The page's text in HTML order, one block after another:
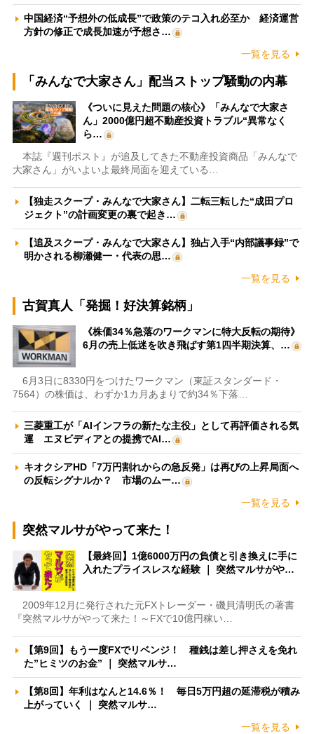
中国経済“予想外の低成長”で政策のテコ入れ必至か 経済運営
方針の修正で成長加速が予想さ…
一覧を見る
「みんなで大家さん」配当ストップ騒動の内幕
《ついに見えた問題の核心》「みんなで大家さ
ん」2000億円超不動産投資トラブル“異常なく
ら…
本誌『週刊ポスト』が追及してきた不動産投資商品「みんなで
大家さん」がいよいよ最終局面を迎えている…
【独走スクープ・みんなで大家さん】二転三転した“成田プロ
ジェクト”の計画変更の裏で起き…
【追及スクープ・みんなで大家さん】独占入手“内部議事録”で
明かされる柳瀬健一・代表の思…
一覧を見る
古賀真人「発掘！好決算銘柄」
《株価34％急落のワークマンに特大反転の期待》
6月の売上低迷を吹き飛ばす第1四半期決算、…
6月3日に8330円をつけたワークマン（東証スタンダード・
7564）の株価は、わずか1カ月あまりで約34％下落…
三菱重工が「AIインフラの新たな主役」として再評価される気
運 エヌビディアとの提携でAI…
キオクシアHD「7万円割れからの急反発」は再びの上昇局面へ
の反転シグナルか？ 市場のムー…
一覧を見る
突然マルサがやって来た！
【最終回】1億6000万円の負債と引き換えに手に
入れたプライスレスな経験 ｜ 突然マルサがや…
2009年12月に発行された元FXトレーダー・磯貝清明氏の著書
『突然マルサがやって来た！～FXで10億円稼い…
【第9回】もう一度FXでリベンジ！ 種銭は差し押さえを免れ
た”ヒミツのお金” ｜ 突然マルサ…
【第8回】年利はなんと14.6％！ 毎日5万円超の延滞税が積み
上がっていく ｜ 突然マルサ…
一覧を見る